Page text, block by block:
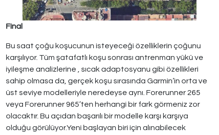
Final
Bu saat çoğu koşucunun isteyeceği özelliklerin çoğunu
karşılıyor. Tüm şatafatlı koşu sonrası antrenman yükü ve
iyileşme analizlerine , sıcak adaptosyanu gibi özellikleri
sahip olmasa da, gerçek koşu sırasında Garmin’in orta ve
üst seviye modelleriyle neredeyse aynı. Forerunner 265
veya Forerunner 965’ten herhangi bir fark görmeniz zor
olacaktır. Bu açıdan başarılı bir modelle karşı karşıya
olduğu görülüyor.Yeni başlayan biri için alınabilecek